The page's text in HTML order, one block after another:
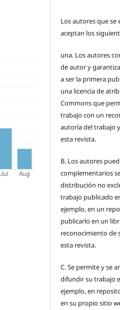
Los autores que se
aceptan los
una. Los autores
de autor y
a ser la primera
una licencia de
Commons que
trabajo con un
autoría del trabajo
esta revista.
B. Los autores
complementarios
distribución no
trabajo publicado
ejemplo, en un
publicarlo en un
reconocimiento de
esta revista.
C.Se permite y se
difundir su trabajo
ejemplo, en
en su propio sitio